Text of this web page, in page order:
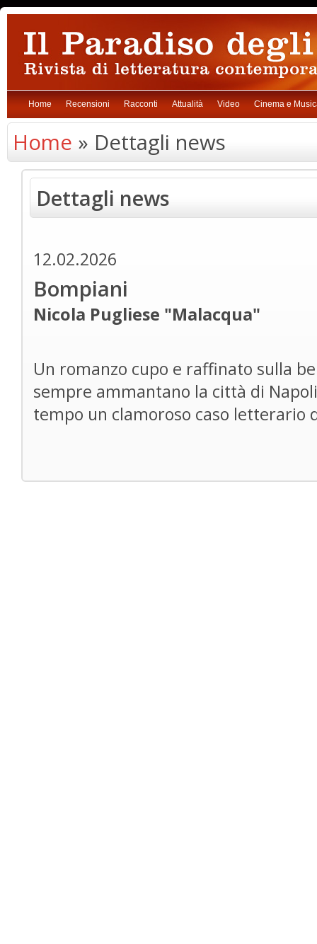
Home Recensioni Racconti Attualità Video Cinema e
Home » Dettagli news
Dettagli news
12.02.2026
Bompiani
Nicola Pugliese "Malacqua"
Un romanzo cupo e raffinato sulla
sempre ammantano la città di
tempo un clamoroso caso letterario